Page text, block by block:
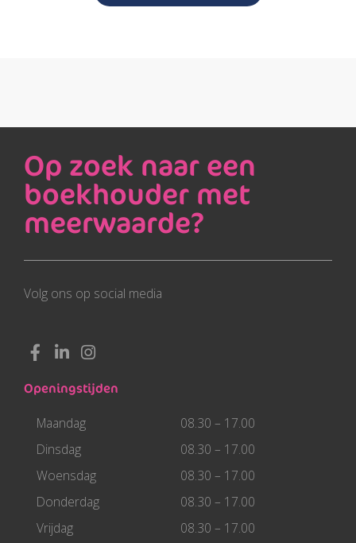
Openingstijden
Maandag
08.30 – 17.00
Dinsdag
08.30 – 17.00
Woensdag
08.30 – 17.00
Donderdag
08.30 – 17.00
Vrijdag
08.30 – 17.00
Op zoek naar een
boekhouder met
meerwaarde?
Volg ons op social media
F
a
c
e
b
o
o
k
-
f
L
i
n
k
e
d
i
-
i
I
n
s
t
m